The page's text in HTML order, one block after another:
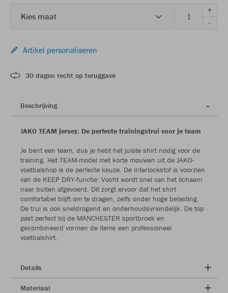
Kies maat
+
-
Artikel personaliseren
30 dagen recht op teruggave
Beschrijving
JAKO TEAM jersey: De perfecte trainingstrui voor je team
Je bent een team, dus je hebt het juiste shirt nodig voor de
training. Het TEAM-model met korte mouwen uit de JAKO-
voetbalshop is de perfecte keuze. De interlockstof is voorzien
van de KEEP DRY-functie: Vocht wordt snel van het lichaam
naar buiten afgevoerd. Dit zorgt ervoor dat het shirt
comfortabel blijft om te dragen, zelfs onder hoge belasting.
De trui is ook sneldrogend en onderhoudsvriendelijk. De top
past perfect bij de MANCHESTER sportbroek en
gecombineerd vormen de items een professioneel
voetbalshirt.
Details
Materiaal